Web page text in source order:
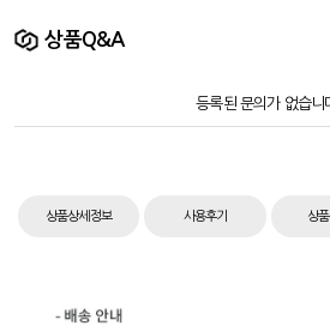
상품Q&A
등록된 문의가 없습니
상품상세정보 사용후기 상